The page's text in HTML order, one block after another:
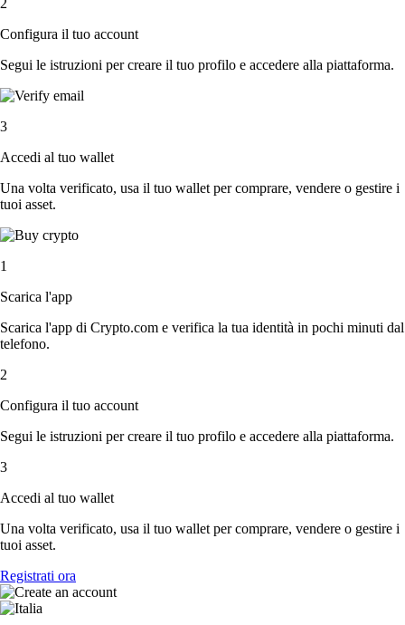
2
Configura il tuo account
Segui le istruzioni per creare il tuo profilo e accedere alla piattaforma.
3
Accedi al tuo wallet
Una volta verificato, usa il tuo wallet per comprare, vendere o gestire i
tuoi asset.
1
Scarica l'app
Scarica l'app di Crypto.com e verifica la tua identità in pochi minuti dal
telefono.
2
Configura il tuo account
Segui le istruzioni per creare il tuo profilo e accedere alla piattaforma.
3
Accedi al tuo wallet
Una volta verificato, usa il tuo wallet per comprare, vendere o gestire i
tuoi asset.
Registrati ora